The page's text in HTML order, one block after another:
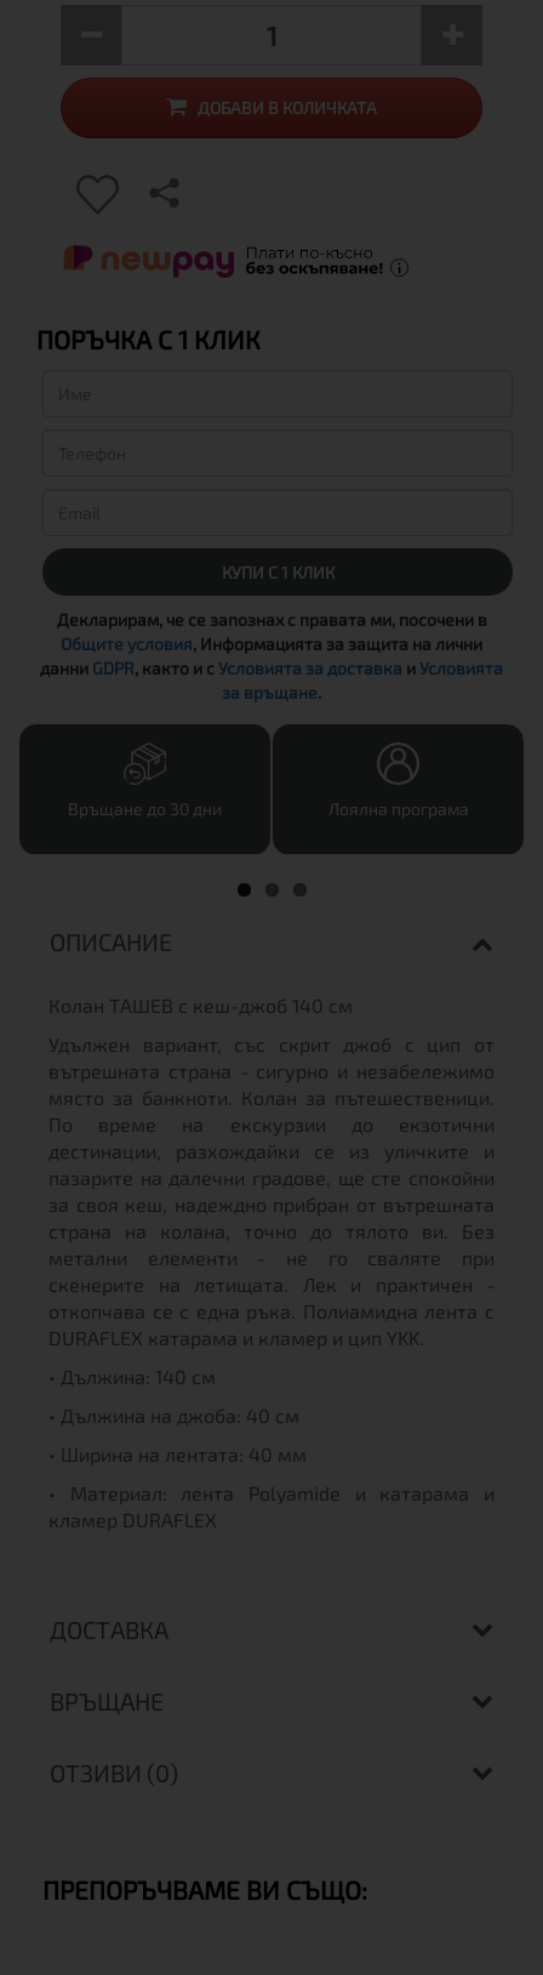
ДОБАВИ В КОЛИЧКАТА
ПОРЪЧКА С 1 КЛИК
КУПИ С 1 КЛИК
Декларирам, че се запознах с правата ми, посочени в
Общите условия, Информацията за защита на лични
данни GDPR, както и сУсловията за доставка иУсловията
за връщане.
Връщане до 30 дни Лоялна програма
ОПИСАНИЕ
Колан ТАШЕВ с кеш-джоб 140 см
Удължен вариант, със скрит джоб с цип от
вътрешната страна - сигурно и незабележимо
място за банкноти. Колан за пътешественици.
По време на екскурзии до екзотични
дестинации, разхождайки се из уличките и
пазарите на далечни градове, ще сте спокойни
за своя кеш, надеждно прибран от вътрешната
страна на колана, точно до тялото ви. Без
метални елементи - не го сваляте при
скенерите на летищата. Лек и практичен -
откопчава се с една ръка. Полиамидна лента с
DURAFLEX катарама и кламер и цип YKK.
• Дължина: 140 см
• Дължина на джоба: 40 см
• Ширина на лентата: 40 мм
• Материал: лента Polyamide и катарама и
кламер DURAFLEX
ДОСТАВКА
ВРЪЩАНЕ
ОТЗИВИ (0)
ПРЕПОРЪЧВАМЕ ВИ СЪЩО: